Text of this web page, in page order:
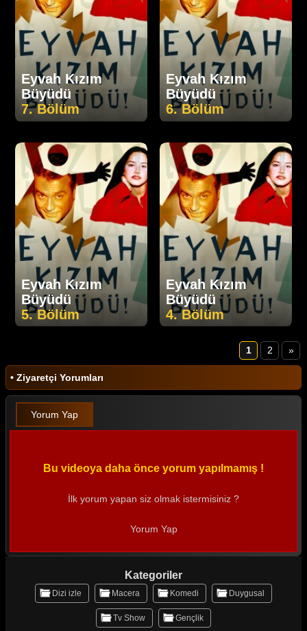
Eyvah Kızım
Büyüdü
7. Bölüm
Eyvah Kızım
Büyüdü
6. Bölüm
Eyvah Kızım
Büyüdü
5. Bölüm
Eyvah Kızım
Büyüdü
4. Bölüm
1 2 »
• Ziyaretçi Yorumları
Yorum Yap
Bu videoya daha önce yorum yapılmamış !
İlk yorum yapan siz olmak istermisiniz ?
Yorum Yap
Kategoriler
Dizi izle Macera Komedi Duygusal
Tv Show Gençlik